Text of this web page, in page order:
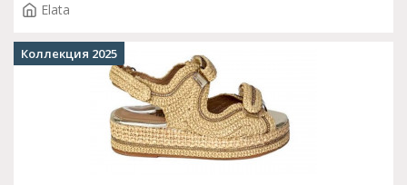
Elata
Коллекция 2025